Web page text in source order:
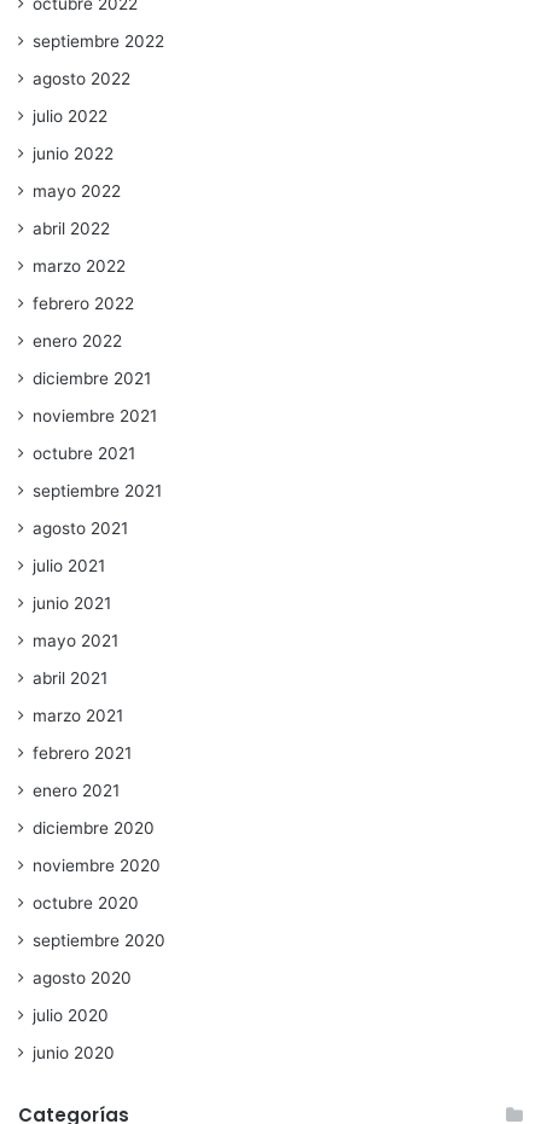
septiembre 2022
agosto 2022
julio 2022
junio 2022
mayo 2022
abril 2022
marzo 2022
febrero 2022
enero 2022
diciembre 2021
noviembre 2021
octubre 2021
septiembre 2021
agosto 2021
julio 2021
junio 2021
mayo 2021
abril 2021
marzo 2021
febrero 2021
enero 2021
diciembre 2020
noviembre 2020
octubre 2020
septiembre 2020
agosto 2020
julio 2020
junio 2020
Categorías